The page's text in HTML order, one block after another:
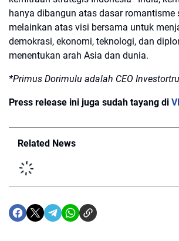
hanya dibangun atas dasar romantisme
melainkan atas visi bersama untuk
demokrasi, ekonomi, teknologi, dan
menentukan arah Asia dan dunia.
*Primus Dorimulu adalah CEO
Press release ini juga sudah tayang di
Related News